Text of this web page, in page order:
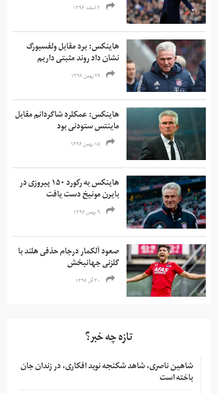
۳ اسفند ۱۳۹۶
هاینکس: برد مقابل ولفسبورگ
نشان داد روند مثبتی داریم
۲۹ بهمن ۱۳۹۶
هاینکس: عمکلرد شاگردانم‌ مقابل
ماینتس ستودنی بود
۱۵ بهمن ۱۳۹۶
هاینکس به رکورد ۱۵۰ پیروزی در
بایرن مونیخ دست یافت
۹ بهمن ۱۳۹۶
صعود آلکمار درجام حذفی هلند با
گلزنی جهانبخش
۳۰ آذر ۱۳۹۶
تازه چه خبر؟
شاهین ناصری، شاهد شکنجه نوید افکاری، در زندان جان
باخته است